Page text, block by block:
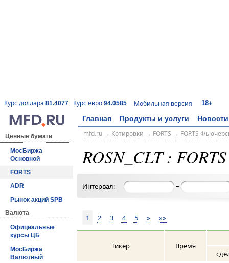
Курс доллара 81.4077 Курс евро 94.0585 Мобильная версия 18+
Главная Продукты и услуги Новости
Ценные бумаги
МосБиржа
Основной
FORTS
ADR
Рынок акций SPB
Валюта
Официальные
курсы ЦБ
МосБиржа
Валютный
mfd.ru→ Котировки → FORTS → FORTS
ROSN_CLT : FORTS
Интервал: –
1 2 3 4 5 » »»
Тикер
Время